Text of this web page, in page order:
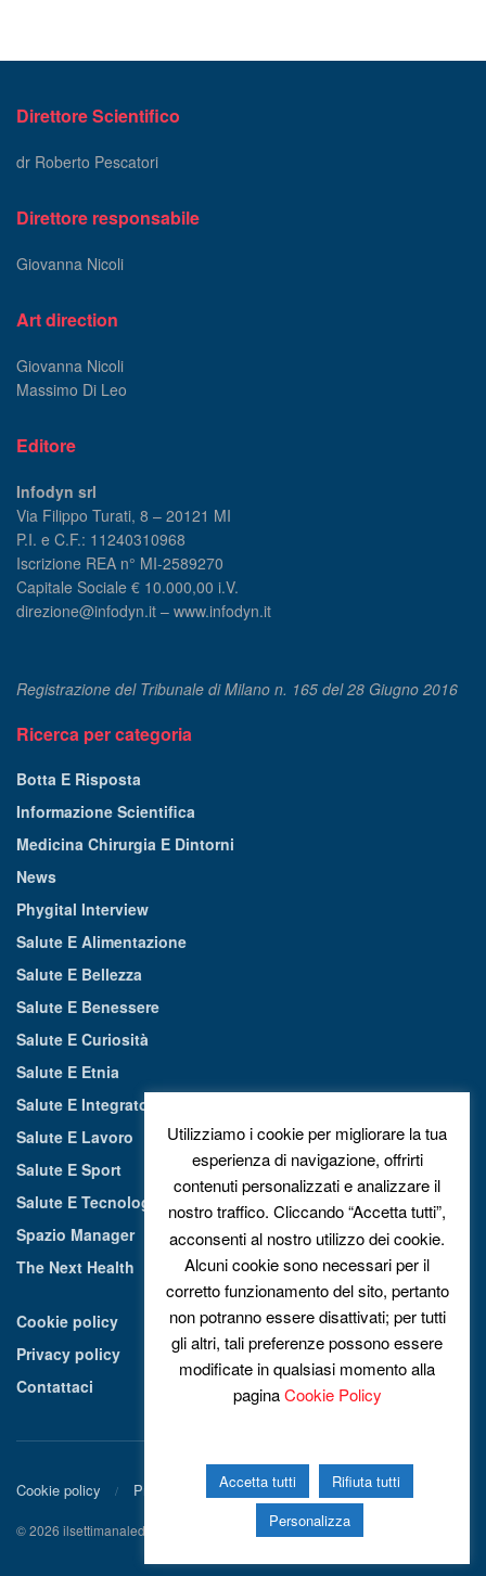
Direttore Scientifico
dr Roberto Pescatori
Direttore responsabile
Giovanna Nicoli
Art direction
Giovanna Nicoli
Massimo Di Leo
Editore
Infodyn srl
Via Filippo Turati, 8 – 20121 MI
P.I. e C.F.: 11240310968
Iscrizione REA n° MI-2589270
Capitale Sociale € 10.000,00 i.V.
direzione@infodyn.it – www.infodyn.it
Registrazione del Tribunale di Milano n. 165 del 28 Giugno 2016
Ricerca per categoria
Botta E Risposta
Informazione Scientifica
Medicina Chirurgia E Dintorni
News
Phygital Interview
Salute E Alimentazione
Salute E Bellezza
Salute E Benessere
Salute E Curiosità
Salute E Etnia
Salute E Integratori Alimentari
Salute E Lavoro
Salute E Sport
Salute E Tecnologia
Spazio Manager
The Next Health
Cookie policy
Privacy policy
Contattaci
Cookie policy Privacy policy Contattaci
© 2026 ilsettimanaledellasalute.it - Tutti i diritti riservati.
Utilizziamo i cookie per migliorare la tua
esperienza di navigazione, offrirti
contenuti personalizzati e analizzare il
nostro traffico. Cliccando “Accetta tutti”,
acconsenti al nostro utilizzo dei cookie.
Alcuni cookie sono necessari per il
corretto funzionamento del sito, pertanto
non potranno essere disattivati; per tutti
gli altri, tali preferenze possono essere
modificate in qualsiasi momento alla
paginaCookie Policy
Accetta tutti
Rifiuta tutti
Personalizza